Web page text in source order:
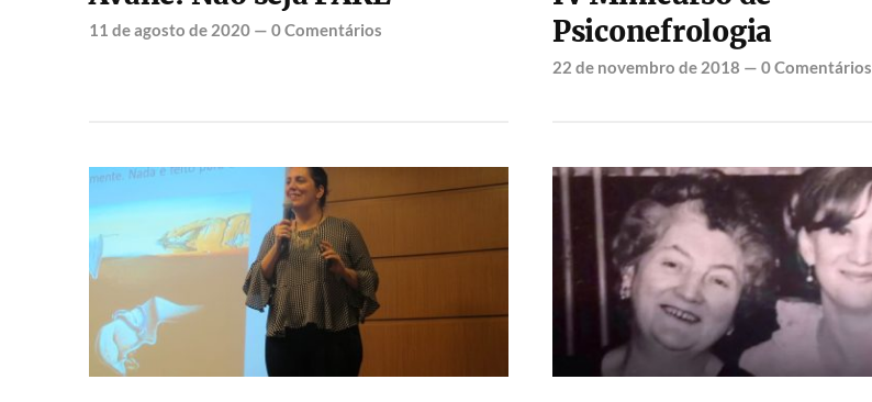
11 de agosto de 2020— 0 Comentários
Psiconefrologia
22 de novembro de 2018 — 0 Comentários